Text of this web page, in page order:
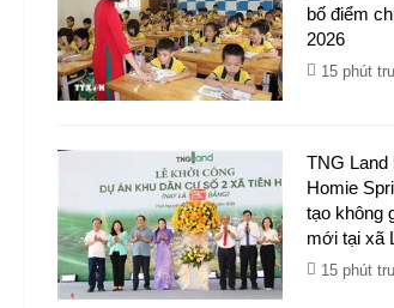
bố điểm
2026
15 phút
TNG
Homie
tạo không
mới tại xã
15 phút